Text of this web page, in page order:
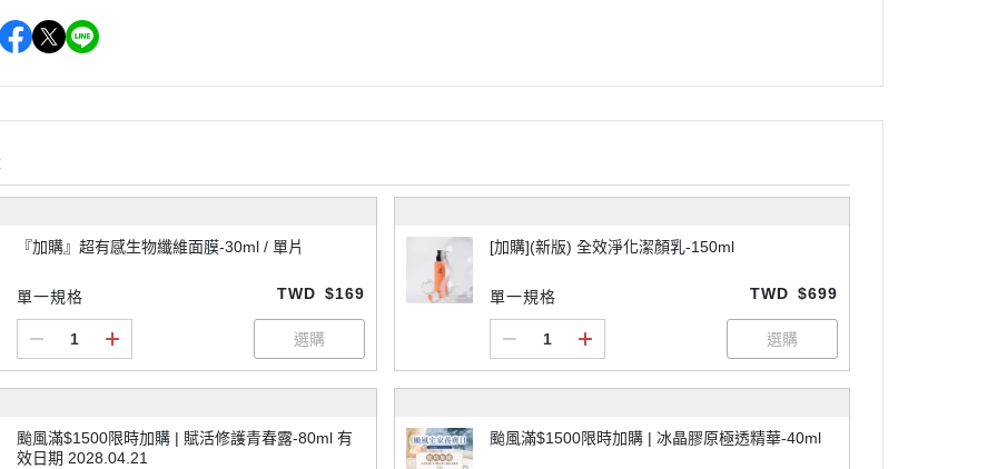
『加購』超有感生物纖維面膜-30ml / 單片
單一規格 TWD $169
[加購](新版) 全效淨化潔顏乳-150ml
單一規格 TWD $699
颱風滿$1500限時加購 | 賦活修護青春露-80ml 有
效日期 2028.04.21
颱風滿$1500限時加購 | 冰晶膠原極透精華-40ml